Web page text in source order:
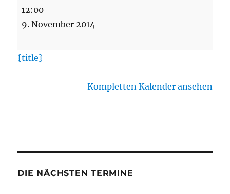
Ripdorf
-
SVJ
12:00
9. November 2014
{title}
Kompletten Kalender ansehen
DIE NÄCHSTEN TERMINE